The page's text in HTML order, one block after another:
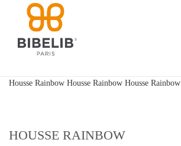
Housse Rainbow Housse Rainbow Housse Rainbow
HOUSSE RAINBOW